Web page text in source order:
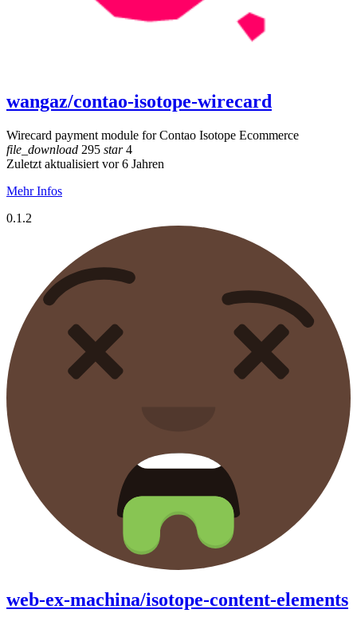
wangaz/contao-isotope-wirecard
Wirecard payment module for Contao Isotope Ecommerce
file_download 295 star4
Zuletzt aktualisiert vor 6 Jahren
Mehr Infos
0.1.2
web-ex-machina/isotope-content-elements